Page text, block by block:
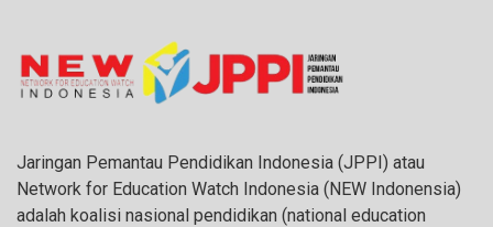
Jaringan Pemantau Pendidikan Indonesia (JPPI) atau
Network for Education Watch Indonesia (NEW Indonensia)
adalah koalisi nasional pendidikan (national education